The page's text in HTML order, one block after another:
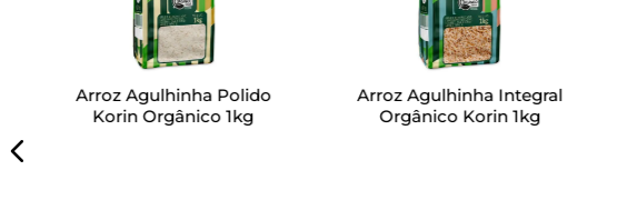
Arroz Agulhinha Polido
Korin Orgânico 1kg
Arroz Agulhinha Integral
Orgânico Korin 1kg